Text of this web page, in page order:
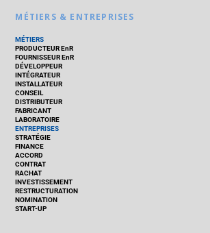
MÉTIERS & ENTREPRISES
MÉTIERS
PRODUCTEUR EnR
FOURNISSEUR EnR
DÉVELOPPEUR
INTÉGRATEUR
INSTALLATEUR
CONSEIL
DISTRIBUTEUR
FABRICANT
LABORATOIRE
ENTREPRISES
STRATÉGIE
FINANCE
ACCORD
CONTRAT
RACHAT
INVESTISSEMENT
RESTRUCTURATION
NOMINATION
START-UP